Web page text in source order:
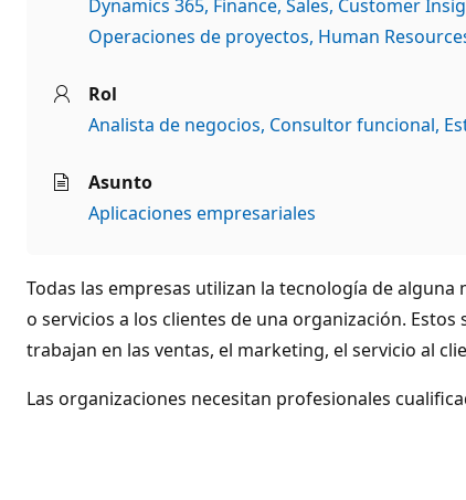
Dynamics 365 Finance Sales Customer
Operaciones de proyectos Human
Rol
Analista de negocios Consultor funcional
Asunto
Aplicaciones empresariales
Todas las empresas utilizan la tecnología de
o servicios a los clientes de una organización.
trabajan en las ventas, el marketing, el servicio al
Las organizaciones necesitan profesionales